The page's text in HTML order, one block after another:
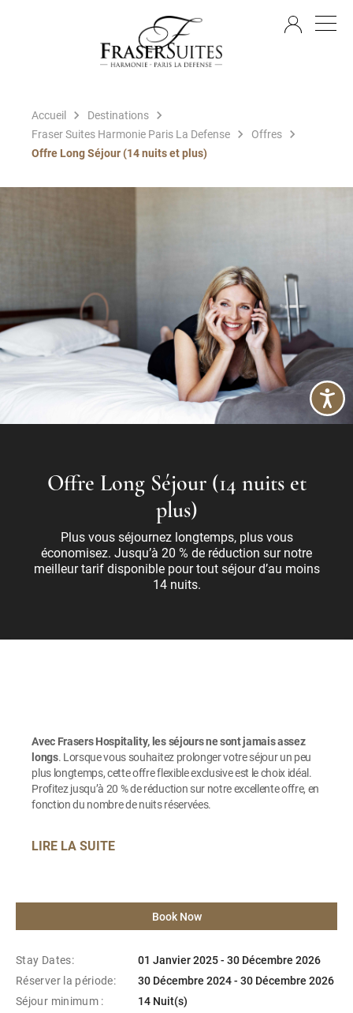
Accueil
Destinations
Fraser Suites Harmonie Paris La Defense
Offres
Offre Long Séjour (14 nuits et plus)
Offre Long Séjour (14 nuits et
plus)
Plus vous séjournez longtemps, plus vous
économisez. Jusqu’à 20 % de réduction sur notre
meilleur tarif disponible pour tout séjour d’au moins
14 nuits.
Avec Frasers Hospitality, les séjours ne sont jamais assez
longs. Lorsque vous souhaitez prolonger votre séjour un peu
plus longtemps, cette offre flexible exclusive est le choix idéal.
Profitez jusqu’à 20 % de réduction sur notre excellente offre, en
fonction du nombre de nuits réservées.
LIRE LA SUITE
Book Now
Stay Dates:
01 Janvier 2025 - 30 Décembre 2026
Réserver la période:
30 Décembre 2024 - 30 Décembre 2026
Séjour minimum :
14 Nuit(s)